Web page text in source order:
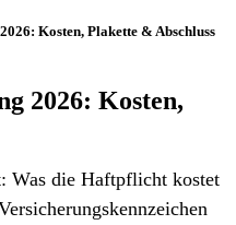
Kosten, Plakette & Abschluss
2026: Kosten,
Was die Haftpflicht kostet